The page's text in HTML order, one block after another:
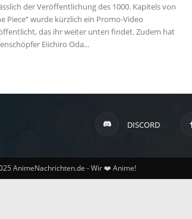
der Veröffentlichung des 1000. Kapitels von
Piece“ wurde kürzlich ein Promo-Video
das ihr weiter unten findet. Zudem hat
Eiichiro Oda...
DISCORD
AnimeNachrichten.de - Wir ❤️ Anime!